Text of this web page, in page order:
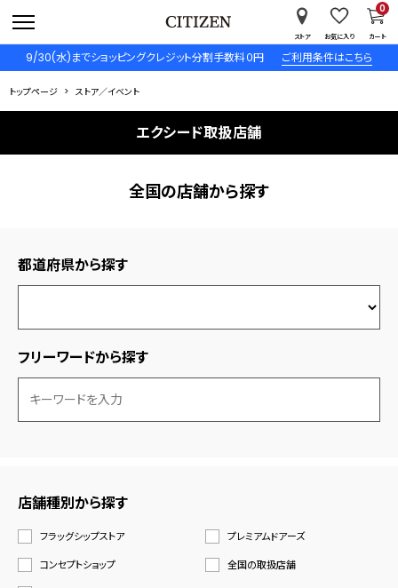
9/30(水)までショッピングクレジット分割手数料０円 ご利用条件はこちら
ストア お気に入り カート
0
トップページ ストア／イベント
エクシード取扱店舗
全国の店舗から探す
都道府県から探す
フリーワードから探す
店舗種別から探す
フラッグシップストア
プレミアムドアーズ
コンセプトショップ
全国の取扱店舗